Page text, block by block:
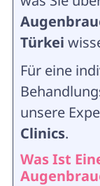
Türkei
Für eine
unsere
Clinics.
Was Ist